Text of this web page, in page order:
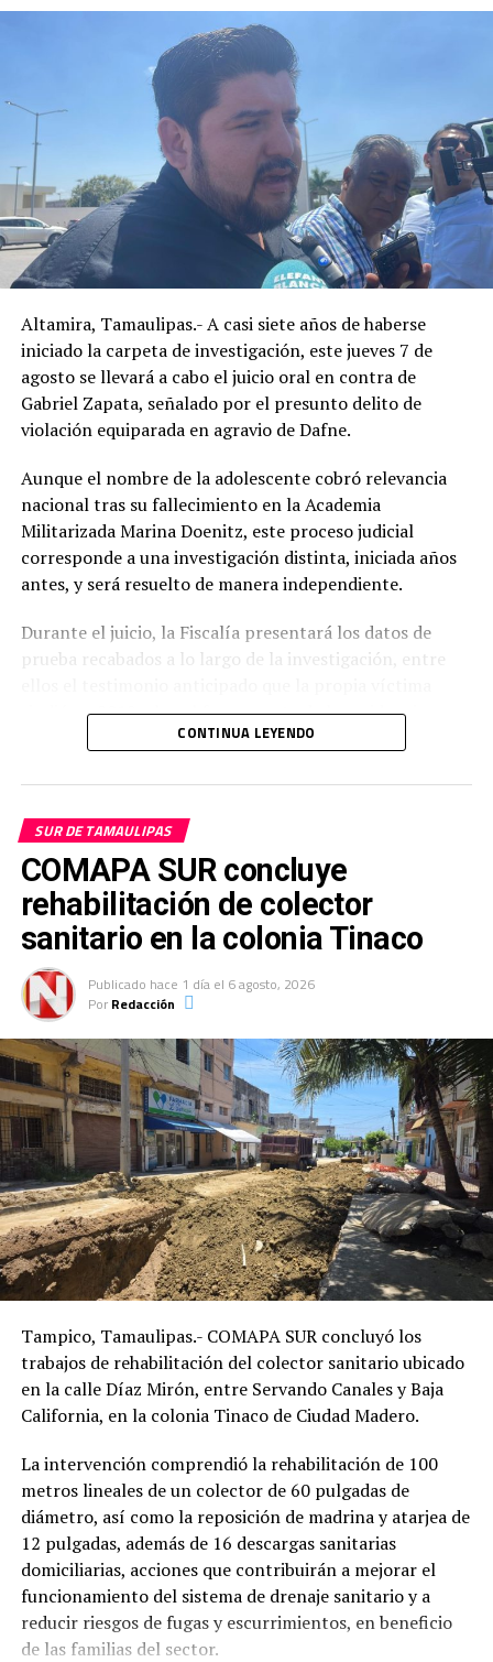
Altamira, Tamaulipas.- A casi siete años de haberse
iniciado la carpeta de investigación, este jueves 7 de
agosto se llevará a cabo el juicio oral en contra de
Gabriel Zapata, señalado por el presunto delito de
violación equiparada en agravio de Dafne.
Aunque el nombre de la adolescente cobró relevancia
nacional tras su fallecimiento en la Academia
Militarizada Marina Doenitz, este proceso judicial
corresponde a una investigación distinta, iniciada años
antes, y será resuelto de manera independiente.
Durante el juicio, la Fiscalía presentará los datos de
prueba recabados a lo largo de la investigación, entre
rindió en 2019, el cual forma parte de las evidencias que
serán valoradas por el tribunal.
La familia de Dafne ha reiterado su exigencia de que
ambos casos —el relacionado con la presunta agresión
sexual y el feminicidio ocurrido en el campamento de la
academia— sean esclarecidos y que los responsables
enfrenten las consecuencias legales correspondientes.
Con el inicio de esta audiencia oral, uno de los procesos
judiciales más prolongados vinculados al caso de Dafne
entra en una etapa decisiva, mientras el otro continúa
su curso por separado.
CONTINUA LEYENDO
SUR DE TAMAULIPAS
COMAPA SUR concluye
rehabilitación de colector
sanitario en la colonia Tinaco
Publicado hace 1 día el 6 agosto, 2026
Por Redacción
Tampico, Tamaulipas.- COMAPA SUR concluyó los
trabajos de rehabilitación del colector sanitario ubicado
en la calle Díaz Mirón, entre Servando Canales y Baja
California, en la colonia Tinaco de Ciudad Madero.
La intervención comprendió la rehabilitación de 100
metros lineales de un colector de 60 pulgadas de
diámetro, así como la reposición de madrina y atarjea de
12 pulgadas, además de 16 descargas sanitarias
domiciliarias, acciones que contribuirán a mejorar el
funcionamiento del sistema de drenaje sanitario y a
reducir riesgos de fugas y escurrimientos, en beneficio
de las familias del sector.